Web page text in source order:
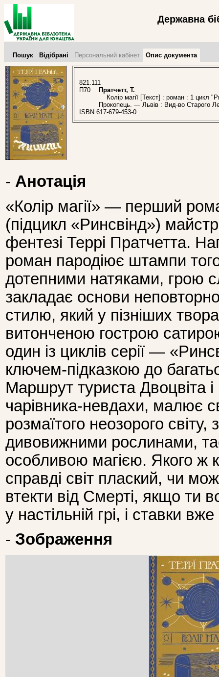
Державна
Пошук Відібрані Персональний кабінет Опис документа
821.111
П70
Пратчетт, Т.
Колір магії [Текст] : роман : 1 цикл
Прокопець. — Львів : Вид-во Старого
ISBN 617-679-453-0
- Анотація
«Колір магії» — перший
(підцикл «Ринсвінд»)
фентезі Террі Пратчетта.
роман пародіює штампи
дотепними натяками, грою
закладає основи
стилю, який у пізніших
витонченою гострою
один із циклів серії —
ключем-підказкою до
Маршрут туриста Двоцвіта і
чарівника-невдахи, малює
розмаїтого неозорого світу,
дивовижними рослинами,
особливою ма­гією. Якого ж
справді світ плаский, чи
втекти від Смерті, якщо ти
у настільній грі, і ставки
- Зображення